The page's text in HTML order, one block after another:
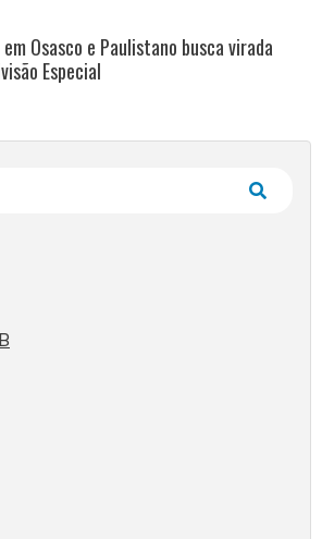
Osasco e Paulistano busca virada
Especial